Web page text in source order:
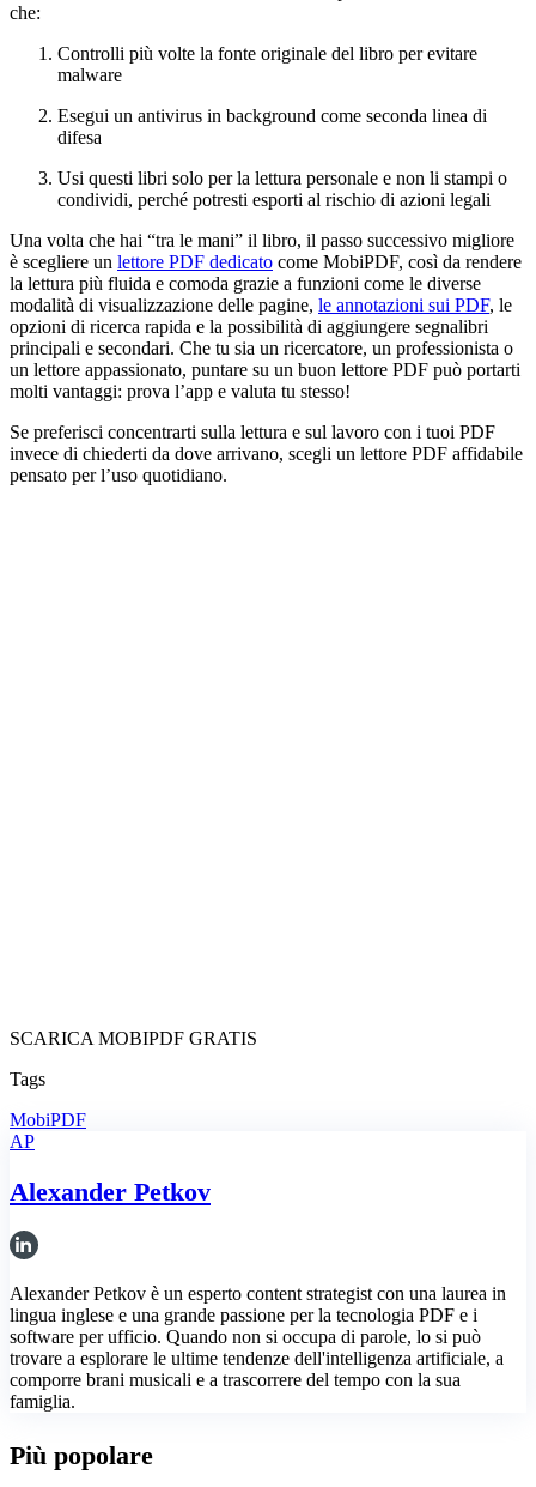
che:
Controlli più volte la fonte originale del libro per evitare
malware
Esegui un antivirus in background come seconda linea di
difesa
Usi questi libri solo per la lettura personale e non li stampi o
condividi, perché potresti esporti al rischio di azioni legali
Una volta che hai “tra le mani” il libro, il passo successivo migliore
è scegliere un lettore PDF dedicato come MobiPDF, così da rendere
la lettura più fluida e comoda grazie a funzioni come le diverse
modalità di visualizzazione delle pagine, le annotazioni sui PDF, le
opzioni di ricerca rapida e la possibilità di aggiungere segnalibri
principali e secondari. Che tu sia un ricercatore, un professionista o
un lettore appassionato, puntare su un buon lettore PDF può portarti
molti vantaggi: prova l’app e valuta tu stesso!
Se preferisci concentrarti sulla lettura e sul lavoro con i tuoi PDF
invece di chiederti da dove arrivano, scegli un lettore PDF affidabile
pensato per l’uso quotidiano.
SCARICA MOBIPDF GRATIS
Tags
MobiPDF
AP
Alexander Petkov
Alexander Petkov è un esperto content strategist con una laurea in
lingua inglese e una grande passione per la tecnologia PDF e i
software per ufficio. Quando non si occupa di parole, lo si può
trovare a esplorare le ultime tendenze dell'intelligenza artificiale, a
comporre brani musicali e a trascorrere del tempo con la sua
famiglia.
Più popolare